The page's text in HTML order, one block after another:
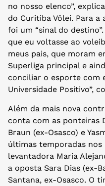
no nosso elenco”,
do Curitiba Vôlei. Para
foi um “sinal do
que eu voltasse ao
meus pais, que moram
Superliga principal e
conciliar o esporte com
Universidade Positivo”,
Além da mais nova
conta com as ponteiras
Braun (ex-Osasco) e
últimas temporadas nos
levantadora Maria
a oposta Sara Dias (ex-
Santana, ex-Osasco. O